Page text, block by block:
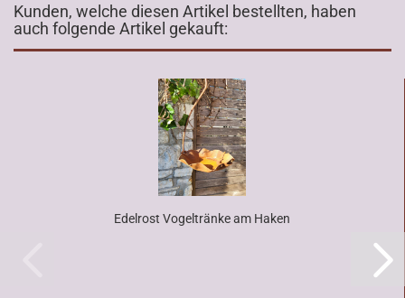
Kunden, welche diesen Artikel bestellten, haben
auch folgende Artikel gekauft:
Edelrost Vogeltränke am Haken